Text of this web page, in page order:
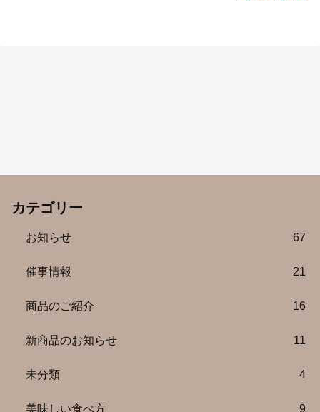
カテゴリー
お知らせ 67
催事情報 21
商品のご紹介 16
新商品のお知らせ 11
未分類 4
美味しい食べ方 9